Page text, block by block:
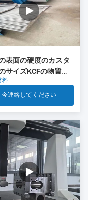
表面の硬度のカスタ
サイズKCFの物質的
い表面
料
今連絡してください